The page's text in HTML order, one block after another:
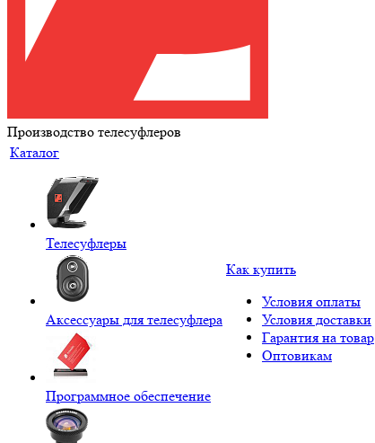
Производство телесуфлеров
Каталог
Телесуфлеры
Аксессуары для телесуфлера
Программное обеспечение
Как купить
Условия оплаты
Условия доставки
Гарантия на товар
Оптовикам